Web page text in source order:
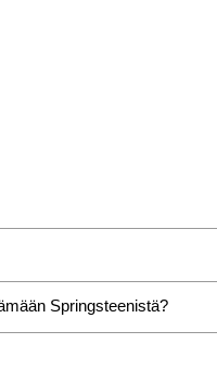
Springsteenistä?